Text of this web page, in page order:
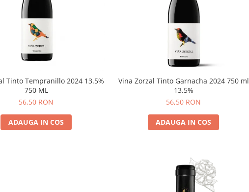
Tinto Tempranillo 2024 13.5%
750 ML
56,50 RON
ADAUGA IN COS
Vina Zorzal Tinto Garnacha 2024 750 ml
13.5%
56,50 RON
ADAUGA IN COS